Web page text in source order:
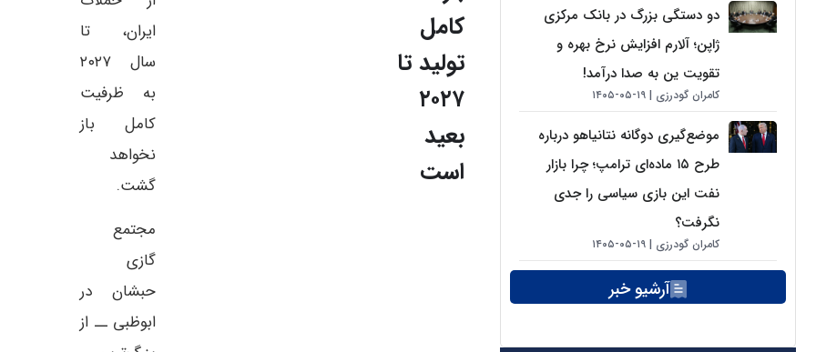
دو دستگی بزرگ در بانک مرکزی
ژاپن؛ آلارم افزایش نرخ بهره و
تقویت ین به صدا درآمد!
کامران گودرزی ۱۹-۰۵-۱۴۰۵
موضع‌گیری دوگانه نتانیاهو درباره
طرح ۱۵ ماده‌ای ترامپ؛ چرا بازار
نفت این بازی سیاسی را جدی
نگرفت؟
کامران گودرزی ۱۹-۰۵-۱۴۰۵
آرشیو خبر
کامل
تولید تا
۲۰۲۷
بعید
است
ایران، تا
سال ۲۰۲۷
به ظرفیت
کامل باز
نخواهد
گشت.
مجتمع
گازی
حبشان در
ابوظبی ــ از